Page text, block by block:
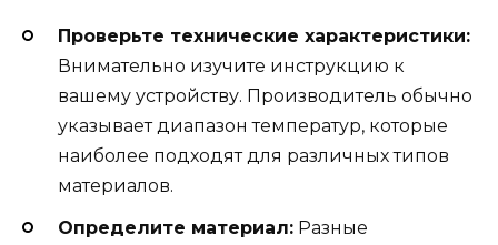
Проверьте технические характеристики:
Внимательно изучите инструкцию к
вашему устройству. Производитель обычно
указывает диапазон температур, которые
наиболее подходят для различных типов
материалов.
Определите материал: Разные